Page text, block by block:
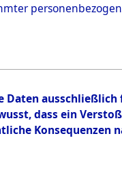
Daten
dass ein
Konsequenzen